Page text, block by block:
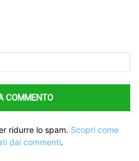
ridurre lo spam. Scopri come
dai commenti.